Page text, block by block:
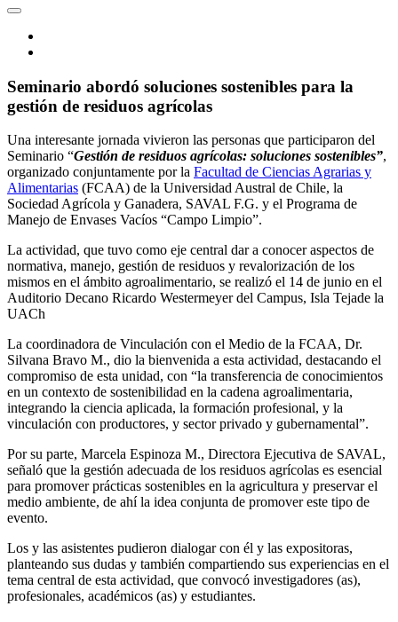
Seminario abordó soluciones sostenibles para la
gestión de residuos agrícolas
Una interesante jornada vivieron las personas que participaron del
Seminario “Gestión de residuos agrícolas: soluciones sostenibles”,
organizado conjuntamente por la Facultad de Ciencias Agrarias y
Alimentarias (FCAA) de la Universidad Austral de Chile, la
Sociedad Agrícola y Ganadera, SAVAL F.G. y el Programa de
Manejo de Envases Vacíos “Campo Limpio”.
La actividad, que tuvo como eje central dar a conocer aspectos de
normativa, manejo, gestión de residuos y revalorización de los
mismos en el ámbito agroalimentario, se realizó el 14 de junio en el
Auditorio Decano Ricardo Westermeyer del Campus, Isla Tejade la
UACh
La coordinadora de Vinculación con el Medio de la FCAA, Dr.
Silvana Bravo M., dio la bienvenida a esta actividad, destacando el
compromiso de esta unidad, con “la transferencia de conocimientos
en un contexto de sostenibilidad en la cadena agroalimentaria,
integrando la ciencia aplicada, la formación profesional, y la
vinculación con productores, y sector privado y gubernamental”.
Por su parte, Marcela Espinoza M., Directora Ejecutiva de SAVAL,
señaló que la gestión adecuada de los residuos agrícolas es esencial
para promover prácticas sostenibles en la agricultura y preservar el
medio ambiente, de ahí la idea conjunta de promover este tipo de
evento.
Los y las asistentes pudieron dialogar con él y las expositoras,
planteando sus dudas y también compartiendo sus experiencias en el
tema central de esta actividad, que convocó investigadores (as),
profesionales, académicos (as) y estudiantes.